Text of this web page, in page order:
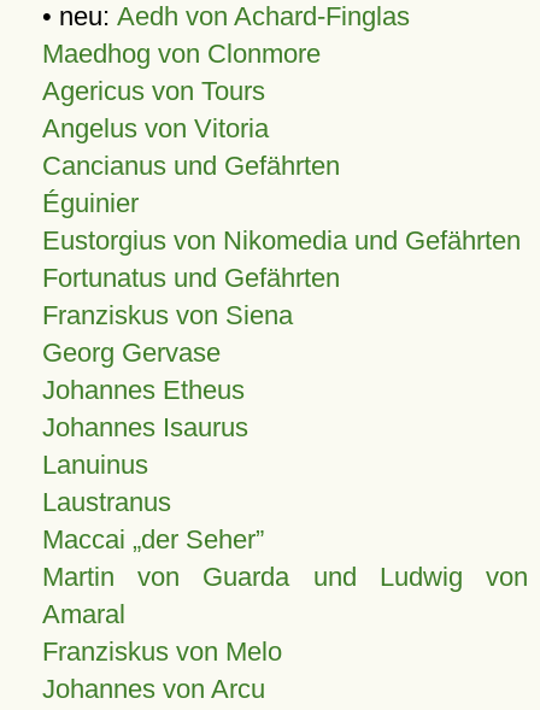
• neu: Aedh von Achard-Finglas
Maedhog von Clonmore
Agericus von Tours
Angelus von Vitoria
Cancianus und Gefährten
Éguinier
Eustorgius von Nikomedia und Gefährten
Fortunatus und Gefährten
Franziskus von Siena
Georg Gervase
Johannes Etheus
Johannes Isaurus
Lanuinus
Laustranus
Maccai „der Seher”
Martin von Guarda und Ludwig von
Amaral
Franziskus von Melo
Johannes von Arcu